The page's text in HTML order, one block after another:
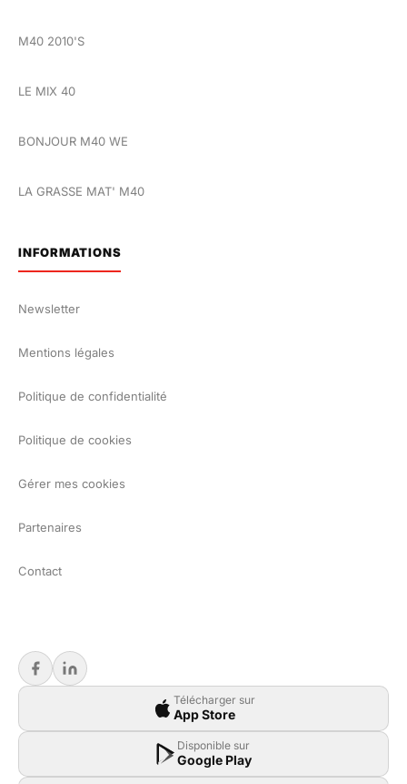
M40 2010'S
LE MIX 40
BONJOUR M40 WE
LA GRASSE MAT' M40
INFORMATIONS
Newsletter
Mentions légales
Politique de confidentialité
Politique de cookies
Gérer mes cookies
Partenaires
Contact
Télécharger sur
App Store
Disponible sur
Google Play